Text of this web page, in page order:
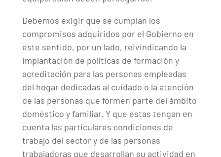
Debemos exigir que se cumplan los
compromisos adquiridos por el Gobierno en
este sentido, por un lado, reivindicando la
implantación de políticas de formación y
acreditación para las personas empleadas
del hogar dedicadas al cuidado o la atención
de las personas que formen parte del ámbito
doméstico y familiar. Y que estas tengan en
cuenta las particulares condiciones de
trabajo del sector y de las personas
trabajadoras que desarrollan su actividad en